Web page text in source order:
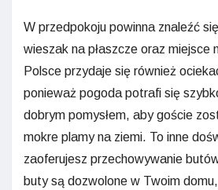
W przedpokoju powinna znaleźć
wieszak na płaszcze oraz miejsce
Polsce przydaje się również
ponieważ pogoda potrafi się
dobrym pomysłem, aby goście
mokre plamy na ziemi. To inne
zaoferujesz przechowywanie
buty są dozwolone w Twoim